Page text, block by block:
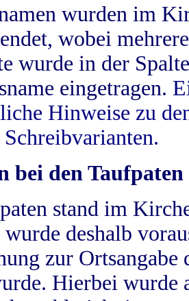
wurden im
wobei
wurde in der
eingetragen.
Hinweise zu
bei den Taufpaten
stand im
deshalb
zur
Hierbei wurde